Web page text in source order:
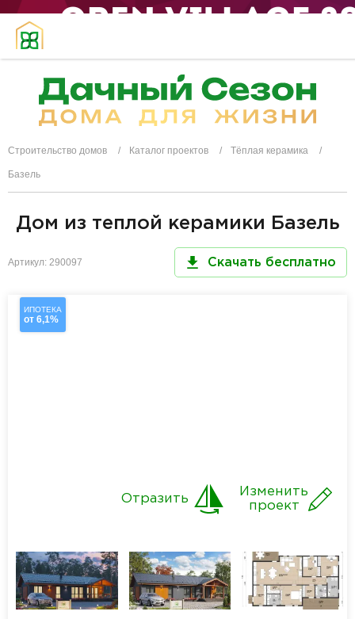
Строительство домов Каталог проектов Тёплая керамика
Базель
Дом из теплой керамики Базель
Артикул: 290097 Скачать бесплатно
ИПОТЕКА
от 6,1%
Изменить
проект
Отразить